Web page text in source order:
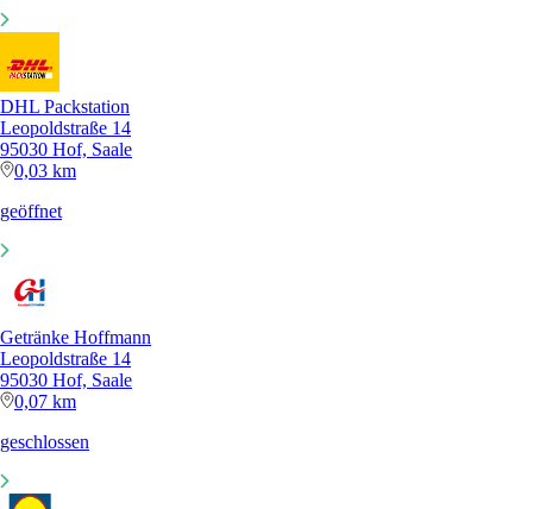
DHL Packstation
Leopoldstraße 14
95030 Hof, Saale
0,03 km
geöffnet
Getränke Hoffmann
Leopoldstraße 14
95030 Hof, Saale
0,07 km
geschlossen